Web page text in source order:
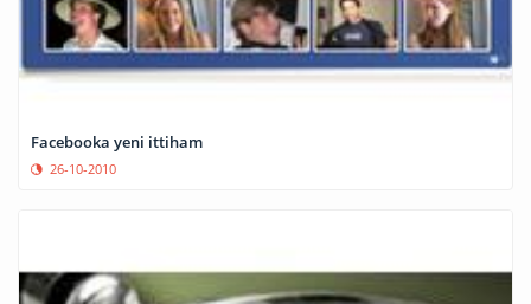
Facebooka yeni ittiham
26-10-2010